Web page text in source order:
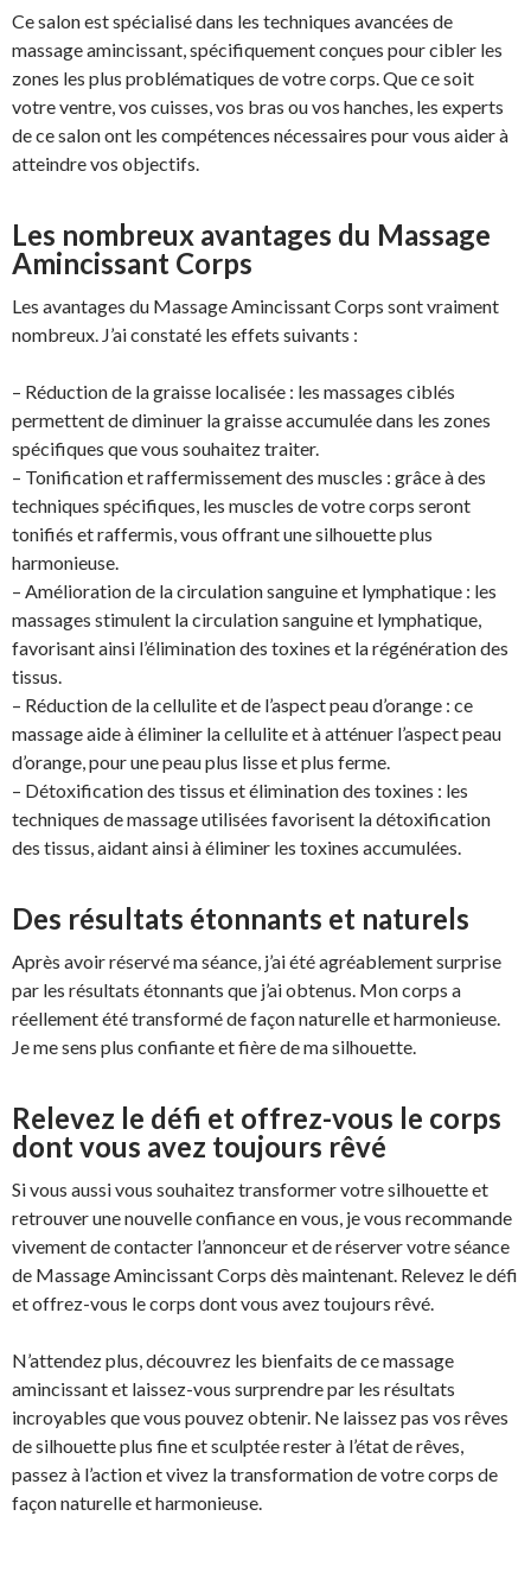
Ce salon est spécialisé dans les techniques avancées de
massage amincissant, spécifiquement conçues pour cibler les
zones les plus problématiques de votre corps. Que ce soit
votre ventre, vos cuisses, vos bras ou vos hanches, les experts
de ce salon ont les compétences nécessaires pour vous aider à
atteindre vos objectifs.
Les nombreux avantages du Massage
Amincissant Corps
Les avantages du Massage Amincissant Corps sont vraiment
nombreux. J’ai constaté les effets suivants :
– Réduction de la graisse localisée : les massages ciblés
permettent de diminuer la graisse accumulée dans les zones
spécifiques que vous souhaitez traiter.
– Tonification et raffermissement des muscles : grâce à des
techniques spécifiques, les muscles de votre corps seront
tonifiés et raffermis, vous offrant une silhouette plus
harmonieuse.
– Amélioration de la circulation sanguine et lymphatique : les
massages stimulent la circulation sanguine et lymphatique,
favorisant ainsi l’élimination des toxines et la régénération des
tissus.
– Réduction de la cellulite et de l’aspect peau d’orange : ce
massage aide à éliminer la cellulite et à atténuer l’aspect peau
d’orange, pour une peau plus lisse et plus ferme.
– Détoxification des tissus et élimination des toxines : les
techniques de massage utilisées favorisent la détoxification
des tissus, aidant ainsi à éliminer les toxines accumulées.
Des résultats étonnants et naturels
Après avoir réservé ma séance, j’ai été agréablement surprise
par les résultats étonnants que j’ai obtenus. Mon corps a
réellement été transformé de façon naturelle et harmonieuse.
Je me sens plus confiante et fière de ma silhouette.
Relevez le défi et offrez-vous le corps
dont vous avez toujours rêvé
Si vous aussi vous souhaitez transformer votre silhouette et
retrouver une nouvelle confiance en vous, je vous recommande
vivement de contacter l’annonceur et de réserver votre séance
de Massage Amincissant Corps dès maintenant. Relevez le défi
et offrez-vous le corps dont vous avez toujours rêvé.
N’attendez plus, découvrez les bienfaits de ce massage
amincissant et laissez-vous surprendre par les résultats
incroyables que vous pouvez obtenir. Ne laissez pas vos rêves
de silhouette plus fine et sculptée rester à l’état de rêves,
passez à l’action et vivez la transformation de votre corps de
façon naturelle et harmonieuse.